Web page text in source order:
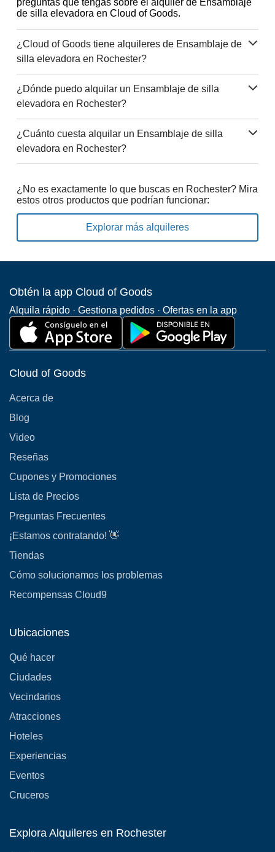
preguntas que tengas sobre el alquiler de Ensamblaje
de silla elevadora en Cloud of Goods.
¿Cloud of Goods tiene alquileres de Ensamblaje de
silla elevadora en Rochester?
¿Dónde puedo alquilar un Ensamblaje de silla
elevadora en Rochester?
¿Cuánto cuesta alquilar un Ensamblaje de silla
elevadora en Rochester?
¿No es exactamente lo que buscas en Rochester? Mira
estos otros productos que podrían funcionar:
Explorar más alquileres
Obtén la app Cloud of Goods
Alquila rápido · Gestiona pedidos · Ofertas en la app
Cloud of Goods
Acerca de
Blog
Video
Reseñas
Cupones y Promociones
Lista de Precios
Preguntas Frecuentes
¡Estamos contratando! 👋
Tiendas
Cómo solucionamos los problemas
Recompensas Cloud9
Ubicaciones
Qué hacer
Ciudades
Vecindarios
Atracciones
Hoteles
Experiencias
Eventos
Cruceros
Explora Alquileres en Rochester